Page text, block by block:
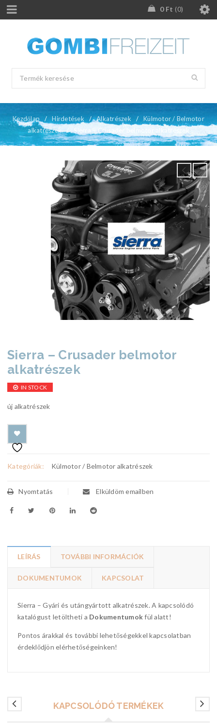
0 Ft 0
Kezdőlap / Hirdetések / Alkatrészek /
Külmotor / Belmotor
alkatrészek
/ Sierra – Crusader belmotor alkatrészek
Sierra – Crusader belmotor
alkatrészek
IN STOCK
új alkatrészek
Kategóriák: Külmotor / Belmotor alkatrészek
Nyomtatás Elküldöm emailben
LEÍRÁS TOVÁBBI INFORMÁCIÓK
DOKUMENTUMOK KAPCSOLAT
Sierra – Gyári és utángyártott alkatrészek. A kapcsolódó
katalógust letöltheti a Dokumentumokfül alatt!
Pontos árakkal és további lehetőségekkel kapcsolatban
érdeklődjön elérhetőségeinken!
KAPCSOLÓDÓ TERMÉKEK